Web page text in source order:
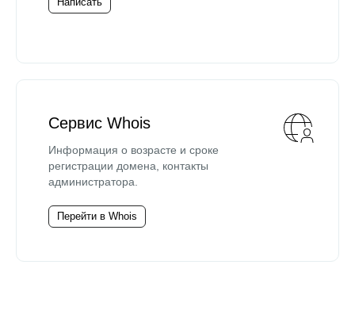
Сервис Whois
Информация о возрасте и сроке
регистрации домена, контакты
администратора.
Перейти в Whois